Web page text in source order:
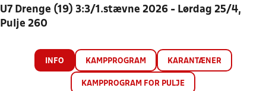
U7 Drenge (19) 3:3/1.stævne 2026 - Lørdag 25/4,
Pulje 260
INFO KAMPPROGRAM KARANTÆNER
KAMPPROGRAM FOR PULJE